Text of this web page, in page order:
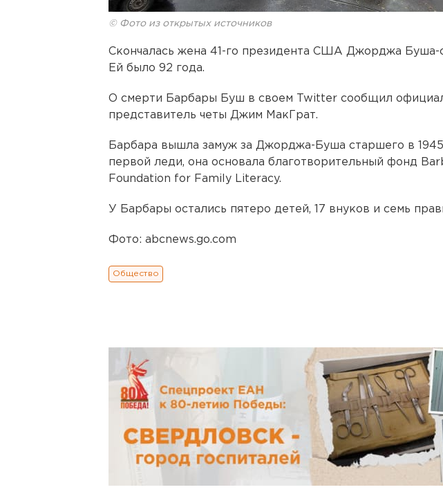
© Фото из открытых источников
Скончалась жена 41-го президента США Джорджа Буша-
Ей было 92 года.
О смерти Барбары Буш в своем Twitter сообщил
представитель четы Джим МакГрат.
Барбара вышла замуж за Джорджа-Буша старшего в 1945
первой леди, она основала благотворительный фонд
Foundation for Family Literacy.
У Барбары остались пятеро детей, 17 внуков и семь
Фото: abcnews.go.com
Общество